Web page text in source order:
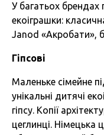
У багатьох брендах
екоіграшки:
Janod «Акробати»,
Гіпсові
Маленьке сімейне
унікальні дитячі
гіпсу. Копії
цеглинці. Німецька